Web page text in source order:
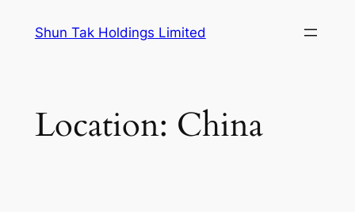
Shun Tak Holdings Limited
Location: China